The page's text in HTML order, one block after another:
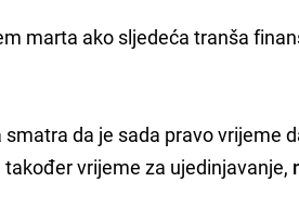
marta ako sljedeća tranša
da je sada pravo vrijeme
vrijeme za ujedinjavanje,